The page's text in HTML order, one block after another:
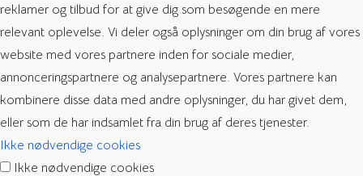
reklamer og tilbud for at give dig som besøgende en mere
relevant oplevelse. Vi deler også oplysninger om din brug af vores
website med vores partnere inden for sociale medier,
annonceringspartnere og analysepartnere. Vores partnere kan
kombinere disse data med andre oplysninger, du har givet dem,
eller som de har indsamlet fra din brug af deres tjenester.
Ikke nødvendige cookies
Ikke nødvendige cookies